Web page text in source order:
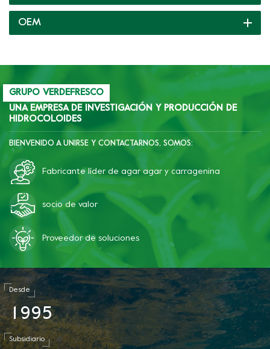
pudines con diferentes
texturas como elástico
OEM
GRUPO VERDEFRESCO
UNA EMPRESA DE INVESTIGACIÓN Y PRODUCCIÓN DE
HIDROCOLOIDES
BIENVENIDO A UNIRSE Y CONTACTARNOS, SOMOS:
Fabricante líder de agar agar y carragenina
socio de valor
Proveedor de soluciones
Desde
1 995
Subsidiario